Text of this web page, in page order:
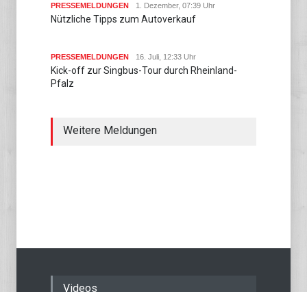
PRESSEMELDUNGEN 1. Dezember, 07:39 Uhr
Nützliche Tipps zum Autoverkauf
PRESSEMELDUNGEN 16. Juli, 12:33 Uhr
Kick-off zur Singbus-Tour durch Rheinland-
Pfalz
Weitere Meldungen
Videos